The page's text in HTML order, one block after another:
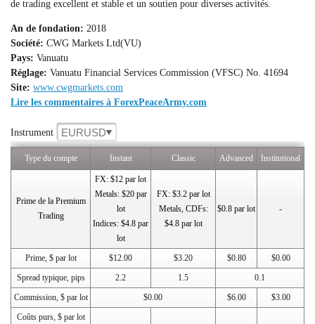
de trading excellent et stable et un soutien pour diverses activités.
An de fondation: 2018
Société: CWG Markets Ltd(VU)
Pays: Vanuatu
Réglage: Vanuatu Financial Services Commission (VFSC) No. 41694
Site: www.cwgmarkets.com
Lire les commentaires à ForexPeaceArmy.com
Instrument EURUSD
Type du compte Instant Classic Advanced Institutional
Prime de la Premium
Trading
FX: $12 par lot
Metals: $20 par
lot
Indices: $4.8 par
lot
FX: $3.2 par lot
Metals, CDFs:
$4.8 par lot
$0.8 par lot -
Prime, $ par lot $12.00 $3.20 $0.80
$0.00
Spread typique, pips
2.2 1.5
0.1
Commission, $ par lot
$0.00 $6.00
$3.00
Coûts purs, $ par lot